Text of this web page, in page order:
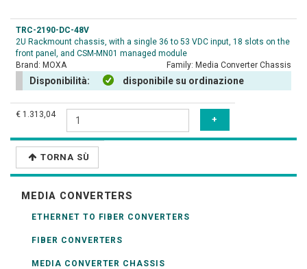
TRC-2190-DC-48V
2U Rackmount chassis, with a single 36 to 53 VDC input, 18 slots on the
front panel, and CSM-MN01 managed module
Brand: MOXA Family: Media Converter Chassis
Disponibilità: disponibile su ordinazione
€ 1.313,04
TORNA SÙ
MEDIA CONVERTERS
ETHERNET TO FIBER CONVERTERS
FIBER CONVERTERS
MEDIA CONVERTER CHASSIS